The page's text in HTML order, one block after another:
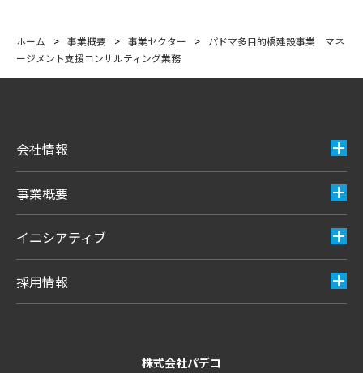
ホーム > 事業概要 > 事業セクター >
パドマ多目的橋建設事業 マネ
ージメント支援コンサルティング業務
会社情報
事業概要
イニシアティブ
採用情報
株式会社パデコ